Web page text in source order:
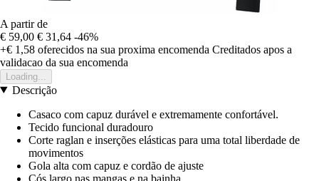
A partir de
€ 59,00 € 31,64 -46%
+€ 1,58 oferecidos na sua proxima encomenda Creditados apos a
validacao da sua encomenda
Loading...
Descrição
Casaco com capuz durável e extremamente confortável.
Tecido funcional duradouro
Corte raglan e inserções elásticas para uma total liberdade de
movimentos
Gola alta com capuz e cordão de ajuste
Cós largo nas mangas e na bainha